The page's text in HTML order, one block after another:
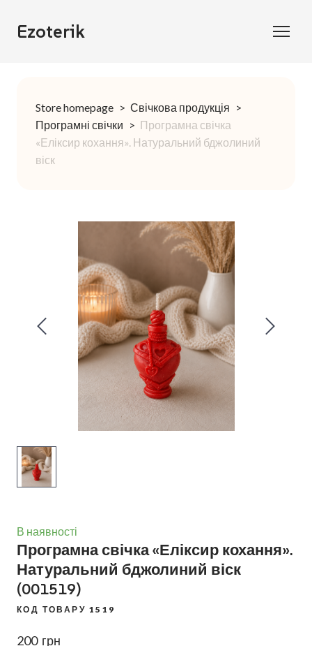
Ezoterik
Store homepage
Свічкова продукція
Програмні свічки
Програмна свічка
«Еліксир кохання». Натуральний бджолиний
віск
В наявності
Програмна свічка «Еліксир кохання».
Натуральний бджолиний віск
(001519)
КОД ТОВАРУ 1519
200  грн